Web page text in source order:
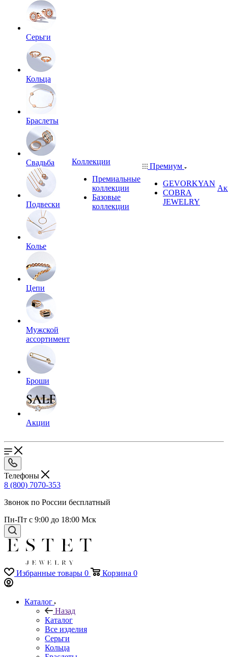
Серьги
Кольца
Браслеты
Свадьба
Подвески
Колье
Цепи
Мужской
ассортимент
Броши
Акции
Коллекции
Премиальные
коллекции
Базовые
коллекции
Премиум
GEVORKYAN
COBRA
JEWELRY
Телефоны
8 (800) 7070-353
Звонок по России бесплатный
Пн-Пт с 9:00 до 18:00 Мск
Избранные товары 0 Корзина 0
Каталог
Назад
Каталог
Все изделия
Серьги
Кольца